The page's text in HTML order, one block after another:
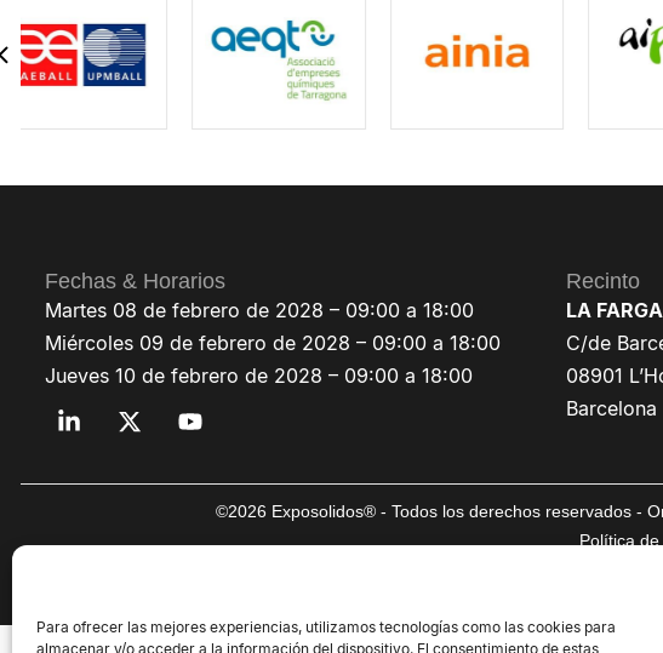
Para ofrecer las mejores experiencias, utilizamos tecnologías como las cookies para
almacenar y/o acceder a la información del dispositivo. El consentimiento de estas
Fechas & Horarios
Martes 08 de febrero de 2028 – 09:00 a 18:00
Miércoles 09 de febrero de 2028 – 09:00 a 18:00
Jueves 10 de febrero de 2028 – 09:00 a 18:00
Recinto
LA
C/de
08901
Barcelona
©2026 Exposolidos® - Todos los derechos reservados -
Política